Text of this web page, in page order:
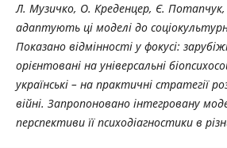
Л. Музичко, О. Креденцер, Є. Потапчук,
адаптують ці моделі до
Показано відмінності у фокусі:
орієнтовані на універсальні
українські – на практичні стратегії
війні. Запропоновано інтегровану
перспективи її психодіагностики в